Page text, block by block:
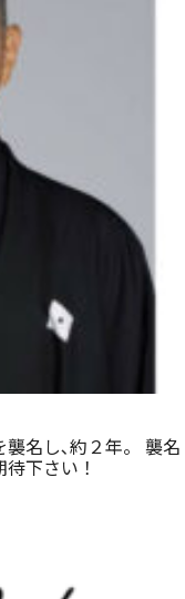
名し､約２年。 襲名
下さい！